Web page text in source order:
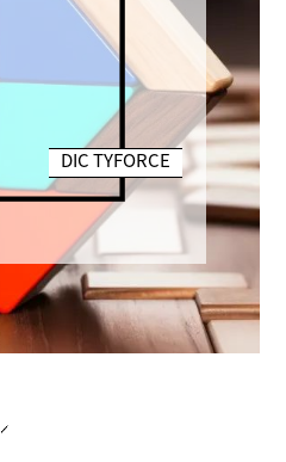
DIC TYFORCE